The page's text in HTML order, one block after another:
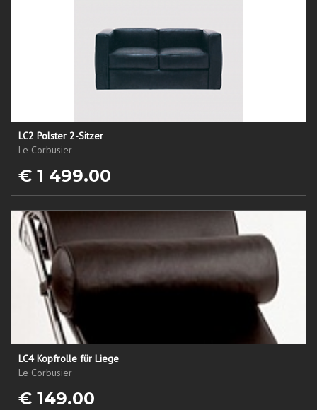
LC2 Polster 2-Sitzer
Le Corbusier
€ 1 499.00
LC4 Kopfrolle für Liege
Le Corbusier
€ 149.00